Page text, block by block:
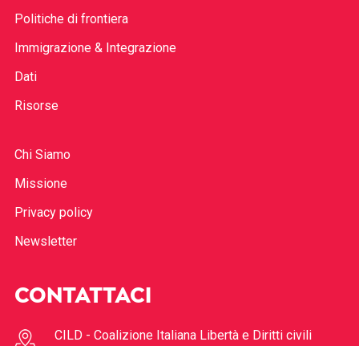
Politiche di frontiera
Immigrazione & Integrazione
Dati
Risorse
Chi Siamo
Missione
Privacy policy
Newsletter
CONTATTACI
CILD - Coalizione Italiana Libertà e Diritti civili